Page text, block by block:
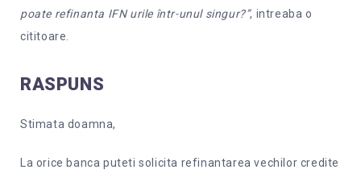
poate refinanta IFN urile într-unul singur?”, intreaba o
cititoare.
RASPUNS
Stimata doamna,
La orice banca puteti solicita refinantarea vechilor credite